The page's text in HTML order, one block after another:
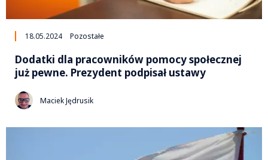
18.05.2024 Pozostałe
Dodatki dla pracowników pomocy społecznej
już pewne. Prezydent podpisał ustawy
Maciek Jędrusik